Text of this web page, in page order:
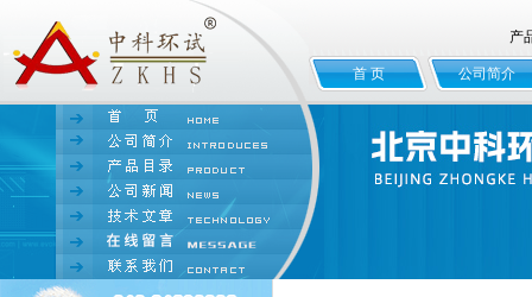
产
首 页 公司简介